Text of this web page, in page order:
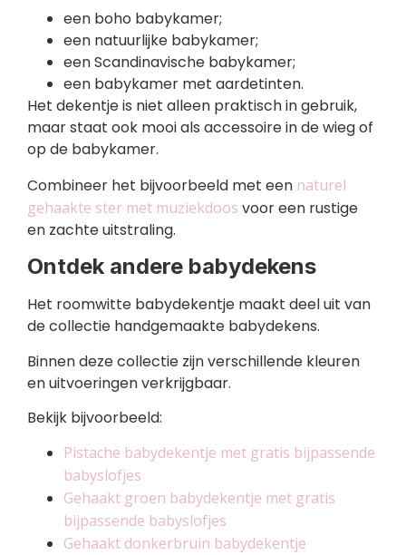
een boho babykamer;
een natuurlijke babykamer;
een Scandinavische babykamer;
een babykamer met aardetinten.
Het dekentje is niet alleen praktisch in gebruik,
maar staat ook mooi als accessoire in de wieg of
op de babykamer.
Combineer het bijvoorbeeld met een naturel
gehaakte ster met muziekdoos voor een rustige
en zachte uitstraling.
Ontdek andere babydekens
Het roomwitte babydekentje maakt deel uit van
de collectie handgemaakte babydekens.
Binnen deze collectie zijn verschillende kleuren
en uitvoeringen verkrijgbaar.
Bekijk bijvoorbeeld:
Pistache babydekentje met gratis bijpassende
babyslofjes
Gehaakt groen babydekentje met gratis
bijpassende babyslofjes
Gehaakt donkerbruin babydekentje